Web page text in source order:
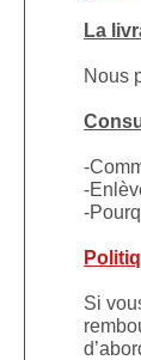
La
Nous
-
-
-
Si